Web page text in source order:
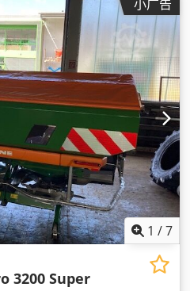
小广告
1 /7
3200 Super